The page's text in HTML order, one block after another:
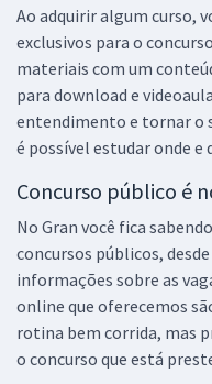
Ao adquirir algum curso,
exclusivos para o
materiais com um
para download e
entendimento e tornar o
é possível estudar onde e
Concurso público é
No Gran você fica
concursos públicos,
informações sobre as
online que oferecemos
rotina bem corrida, mas
o concurso que está